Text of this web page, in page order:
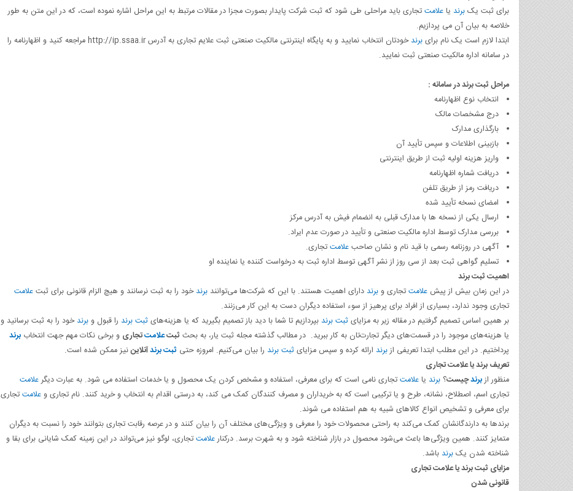
برای ثبت یکبرند یاعلامتتجاری باید مراحلی طی شود که ثبت شرکت پایدار بصورت مجزا در مقالات مرتبط به این مراحل اشاره نموده است، که در این متن به طور
خلاصه به بیان آن می پردازیم.
ابتدا لازم است یک نام برایبرند
خودتان انتخاب نمایید و به پایگاه اینترنتی مالکیت صنعتی ثبت علایم تجاری به آدرس http://ip.ssaa.ir مراجعه کنید و اظهارنامه را
در سامانه اداره مالکیت صنعتی ثبت نمایید.
مراحل ثبت برند در سامانه:
انتخاب نوع اظهارنامه
درج مشخصات مالک
بارگذاری مدارک
بازبینی اطلاعات و سپس تأیید آن
واریز هزینه اولیه ثبت از طریق اینترنتی
دریافت شماره اظهارنامه
دریافت رمز از طریق تلفن
امضای نسخه تأیید شده
ارسال یکی از نسخه ها با مدارک قبلی به انضمام فیش به آدرس مرکز
بررسی مدارک توسط اداره مالکیت صنعتی و تأیید در صورت عدم ایراد.
آگهی در روزنامه رسمی با قید نام و نشان صاحبعلامتتجاری.
تسلیم گواهی ثبت بعد از سی روز از نشر آگهی توسط اداره ثبت به درخواست کننده یا نماینده او
اهمیت ثبت برند
در این زمان بیش از پیش علامتتجاری وبرند دارای اهمیت هستند. با این که شرکت‌ها می‌توانند برندخود را به ثبت نرسانند و هیچ الزام قانونی برای ثبتعلامت
تجاری وجود ندارد، بسیاری از افراد برای پرهیز از سوء استفاده دیگران دست به این کار می‌زنند.
بر همین اساس تصمیم گرفتیم در مقاله زیر به مزایایثبت برند بپردازیم تا شما با دید باز تصمیم بگیرید که یا هزینه‌هایثبت برند را قبول وبرندخود را به ثبت برسانید و
یا هزینه‌های موجود را در قسمت‌های دیگر تجارت‌تان به کار ببرید. در مطالب گذشته مجله ثبت یار، به بحث ثبتعلامتتجاری و برخی نکات مهم جهت انتخاب برند
پرداختیم. در این مطلب ابتدا تعریفی ازبرند ارائه کرده و سپس مزایایثبت برند را بیان می‌کنیم. امروزه حتی ثبت برندآنلایننیز ممکن شده است.
تعریف برند یا علامت تجاری
منظور ازبرندچیست؟ برند یاعلامتتجاری نامی است که برای معرفی، استفاده و مشخص کردن یک محصول و یا خدمات استفاده می شود. به عبارت دیگرعلامت
تجاری اسم، اصطلاح، نشانه، طرح و یا ترکیبی است که به خریداران و مصرف کنندگان کمک می کند، به درستی اقدام به انتخاب و خرید کنند. نام تجاری وعلامتتجاری
برای معرفی و تشخیص انواع کالاهای شبیه به هم استفاده می شوند.
برندها به دارندگانشان کمک می‌کند به راحتی محصولات خود را معرفی و ویژگی‌های مختلف آن را بیان کنند و در عرصه رقابت تجاری بتوانند خود را نسبت به دیگران
متمایز کنند. همین ویژگی‌ها باعث می‌شود محصول در بازار شناخته شود و به شهرت برسد. درکنارعلامتتجاری، لوگو نیز می‌تواند در این زمینه کمک شایانی برای بقا و
شناخته شدن یکبرند باشد.
مزایای ثبت برند یا علامت تجاری
قانونی شدن